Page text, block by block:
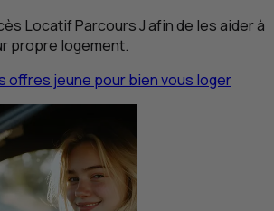
Locatif Parcours J afin de les aider à
propre logement.
offres jeune pour bien vous loger